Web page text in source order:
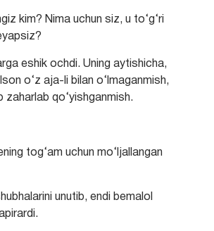
kim? Nima uchun siz, u to‘g‘ri
eshik ochdi. Uning aytishicha,
o‘z aja-li bilan o‘lmaganmish,
zaharlab qo‘yishganmish.
tog‘am uchun mo‘ljallangan
unutib, endi bemalol